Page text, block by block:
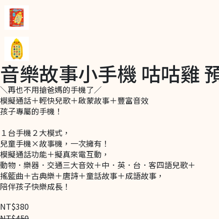
音樂故事小手機 咕咕雞
＼再也不用搶爸媽的手機了／
模擬通話＋輕快兒歌＋啟蒙故事＋豐富音效
孩子專屬的手機！
１台手機２大模式，
兒童手機×故事機，一次擁有！
模擬通話功能＋擬真來電互動，
動物．樂器．交通三大音效＋中．英．台．客四語兒歌＋
搖籃曲＋古典樂＋唐詩＋童話故事＋成語故事，
陪伴孩子快樂成長！
NT$380